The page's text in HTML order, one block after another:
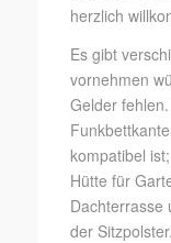
herzlich
Es gibt
vornehmen
Gelder
kompatibel
Hütte für
Dachterrasse
der